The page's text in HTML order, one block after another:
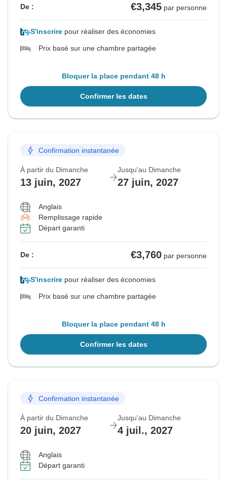
De : €3,345 par personne
S'inscrire pour réaliser des économies
Prix basé sur une chambre partagée
Bloquer la place pendant 48 h
Confirmer les dates
Confirmation instantanée
À partir du Dimanche
13 juin, 2027
Jusqu'au Dimanche
27 juin, 2027
Anglais
Remplissage rapide
Départ garanti
De : €3,760 par personne
S'inscrire pour réaliser des économies
Prix basé sur une chambre partagée
Bloquer la place pendant 48 h
Confirmer les dates
Confirmation instantanée
À partir du Dimanche
20 juin, 2027
Jusqu'au Dimanche
4 juil., 2027
Anglais
Départ garanti